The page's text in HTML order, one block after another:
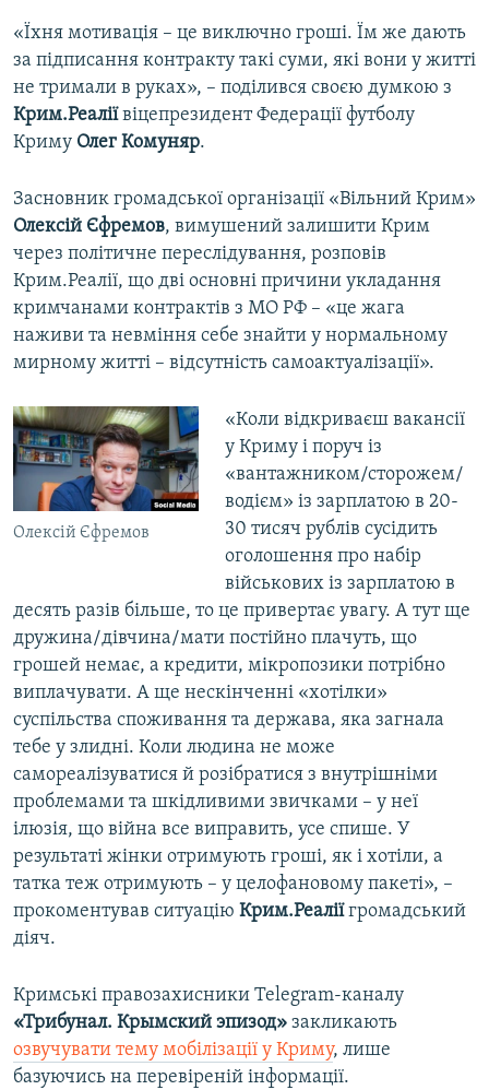
«Їхня мотивація – це виключно гроші. Їм же дають
за підписання контракту такі суми, які вони у житті
не тримали в руках», – поділився своєю думкою з
Крим.Реаліївіцепрезидент Федерації футболу
Криму Олег Комуняр.
Засновник громадської організації «Вільний Крим»
Олексій Єфремов, вимушений залишити Крим
через політичне переслідування, розповів
Крим.Реалії, що дві основні причини укладання
кримчанами контрактів з МО РФ – «це жага
наживи та невміння себе знайти у нормальному
мирному житті – відсутність самоактуалізації».
Олексій Єфремов
«Коли відкриваєш вакансії
у Криму і поруч із
«вантажником/сторожем/
водієм» із зарплатою в 20-
30 тисяч рублів сусідить
оголошення про набір
військових із зарплатою в
десять разів більше, то це привертає увагу. А тут ще
дружина/дівчина/мати постійно плачуть, що
грошей немає, а кредити, мікропозики потрібно
виплачувати. А ще нескінченні «хотілки»
суспільства споживання та держава, яка загнала
тебе у злидні. Коли людина не може
самореалізуватися й розібратися з внутрішніми
проблемами та шкідливими звичками – у неї
ілюзія, що війна все виправить, усе спише. У
результаті жінки отримують гроші, як і хотіли, а
татка теж отримують – у целофановому пакеті», –
прокоментував ситуацію Крим.Реаліїгромадський
діяч.
Кримські правозахисники Telegram-каналу
«Трибунал. Крымский эпизод» закликають
озвучувати тему мобілізації у Криму, лише
базуючись на перевіреній інформації.